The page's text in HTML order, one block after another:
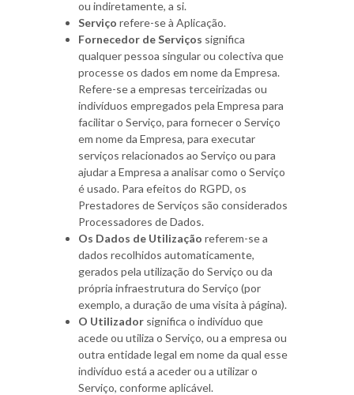
ou indiretamente, a si.
Serviço refere-se à Aplicação.
Fornecedor de Serviços significa
qualquer pessoa singular ou colectiva que
processe os dados em nome da Empresa.
Refere-se a empresas terceirizadas ou
indivíduos empregados pela Empresa para
facilitar o Serviço, para fornecer o Serviço
em nome da Empresa, para executar
serviços relacionados ao Serviço ou para
ajudar a Empresa a analisar como o Serviço
é usado. Para efeitos do RGPD, os
Prestadores de Serviços são considerados
Processadores de Dados.
Os Dados de Utilização referem-se a
dados recolhidos automaticamente,
gerados pela utilização do Serviço ou da
própria infraestrutura do Serviço (por
exemplo, a duração de uma visita à página).
O Utilizador significa o indivíduo que
acede ou utiliza o Serviço, ou a empresa ou
outra entidade legal em nome da qual esse
indivíduo está a aceder ou a utilizar o
Serviço, conforme aplicável.